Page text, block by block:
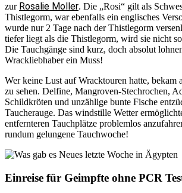
zur Rosalie Moller. Die „Rosi“ gilt als
Thistlegorm, war ebenfalls ein englisches
wurde nur 2 Tage nach der Thistlegorm
tiefer liegt als die Thistlegorm, wird sie nicht
Die Tauchgänge sind kurz, doch absolut
Wrackliebhaber ein Muss!
Wer keine Lust auf Wracktouren hatte, bekam
zu sehen. Delfine, Mangroven-Stechrochen,
Schildkröten und unzählige bunte Fische
Taucherauge. Das windstille Wetter
entfernteren Tauchplätze problemlos
rundum gelungene Tauchwoche!
Einreise für Geimpfte ohne PCR